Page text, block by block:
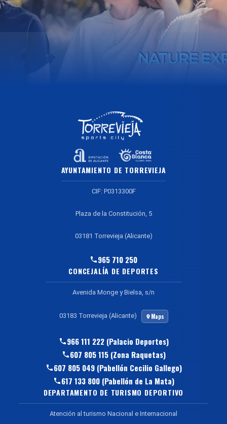
AYUNTAMIENTO DE TORREVIEJA
CIF: P0313300F
Plaza de la Constitución, 5
03181 Torrevieja (Alicante)
965 710 250
CONCEJALÍA DE DEPORTES
Avenida Monge y Bielsa, s/n
03183 Torrevieja (Alicante) Maps
966 111 222 (Palacio Deportes)
607 805 115 (Zona Raquetas)
607 805 049 (Pabellón Cecilio Gallego)
617 133 800 (Pabellón de La Mata)
DEPARTAMENTO DE TURISMO DEPORTIVO
Atención al turismo Nacional e Internacional